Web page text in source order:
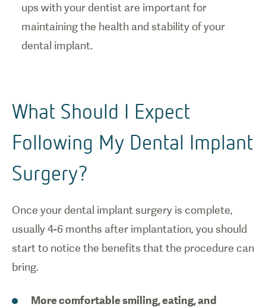
ups with your dentist are important for
maintaining the health and stability of your
dental implant.
What Should I Expect
Following My Dental Implant
Surgery?
Once your dental implant surgery is complete,
usually 4-6 months after implantation, you should
start to notice the benefits that the procedure can
bring.
More comfortable smiling, eating, and